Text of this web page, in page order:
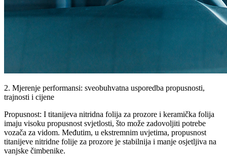
2. Mjerenje performansi: sveobuhvatna usporedba propusnosti,
trajnosti i cijene
Propusnost: I titanijeva nitridna folija za prozore i keramička folija
imaju visoku propusnost svjetlosti, što može zadovoljiti potrebe
vozača za vidom. Međutim, u ekstremnim uvjetima, propusnost
titanijeve nitridne folije za prozore je stabilnija i manje osjetljiva na
vanjske čimbenike.